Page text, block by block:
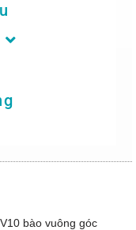
bào vuông góc